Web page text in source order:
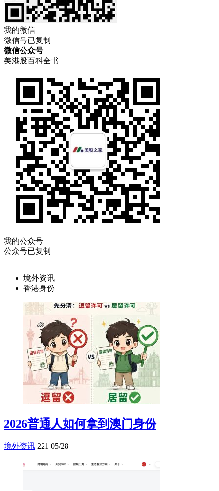
我的微信
微信号已复制
微信公众号
美港股百科全书
我的公众号
公众号已复制
境外资讯
香港身份
2026普通人如何拿到澳门身份
境外资讯 221 05/28